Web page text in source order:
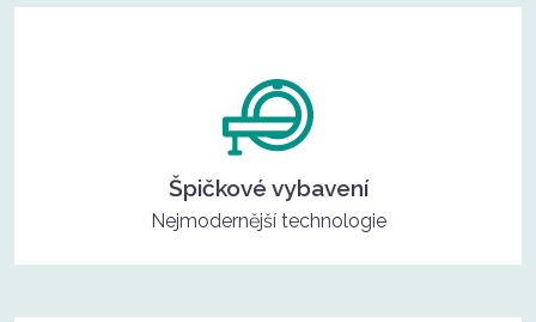
Špičkové vybavení
Nejmodernější technologie